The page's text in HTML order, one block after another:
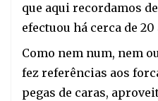
que aqui recordamos
efectuou há cerca de 20
Como nem num, nem
fez referências aos
pegas de caras,